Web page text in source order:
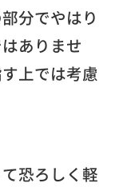
分でやはり
ありませ
上では考慮
恐ろしく軽